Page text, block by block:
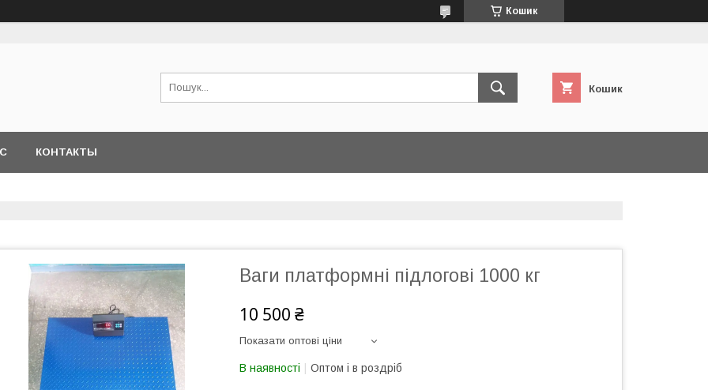
Кошик
Кошик
КОНТАКТЫ
Ваги платформні підлогові 1000 кг
10 500 ₴
Показати оптові ціни
В наявності Оптом і в роздріб